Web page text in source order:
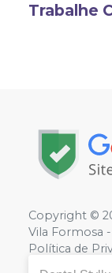
Trabalhe
Copyright ©
Vila Formosa
Política de
valor válido